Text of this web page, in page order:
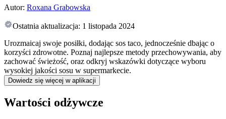
Autor: Roxana Grabowska
Ostatnia aktualizacja: 1 listopada 2024
Urozmaicaj swoje posiłki, dodając sos taco, jednocześnie dbając o
korzyści zdrowotne. Poznaj najlepsze metody przechowywania, aby
zachować świeżość, oraz odkryj wskazówki dotyczące wyboru
wysokiej jakości sosu w supermarkecie.
Dowiedz się więcej w aplikacji
Wartości odżywcze